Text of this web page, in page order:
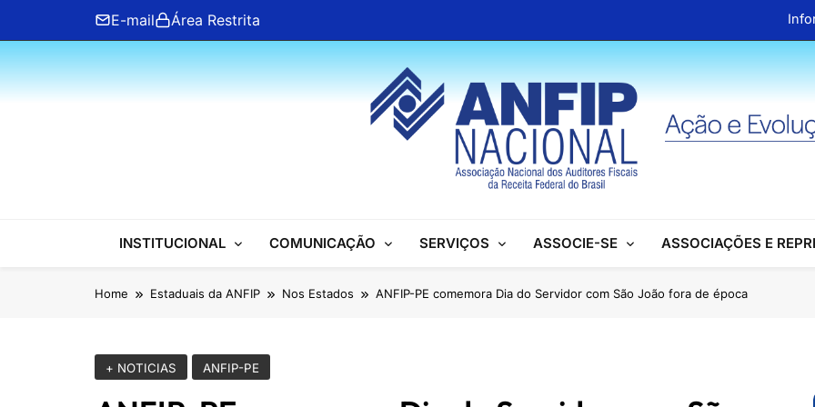
content
E-mail Área Restrita
ANFIP Nacional recebe visita da superintendente
Preparativos para o XIX Encontro
Almoço em homenagem ao Dia
Preparativos para o XIX Encontro
Almoço em homenagem ao Dia
ANFIP Nacional
INSTITUCIONAL COMUNICAÇÃO SERVIÇOS ASSOCIE-SE ASSOCIAÇÕES E
Home Estaduais da ANFIP Nos Estados ANFIP-PE comemora Dia do Servidor com São João fora de época
+ NOTICIAS ANFIP-PE